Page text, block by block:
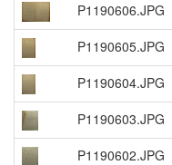
P1190606.JPG
P1190605.JPG
P1190604.JPG
P1190603.JPG
P1190602.JPG